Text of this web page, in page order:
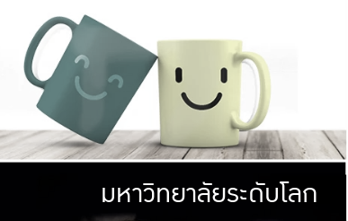
ให้กับประชาชน
มหาวิทยา
มหาวิทยาลัยระดับโลก